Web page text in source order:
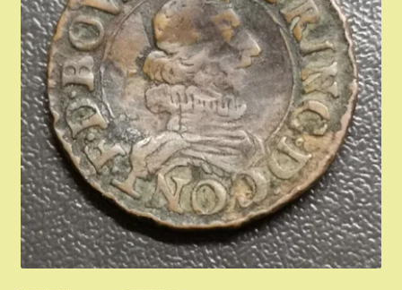
Heures d’ouverture
Nous achetons
Nous contacter
Validation de la commande
Vous Vendez
Articles Or et Argent